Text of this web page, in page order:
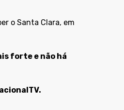
o Santa Clara, em
forte e não há